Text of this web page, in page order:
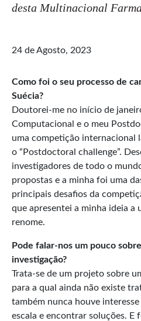
desta Multinacional
24 de Agosto, 2023
Como foi o seu processo de
Suécia?
Doutorei-me no início de
Computacional e o meu
uma competição internacional
o “Postdoctoral challenge”.
investigadores de todo o
propostas e a minha foi uma
principais desafios da
que apresentei a minha ideia a
renome.
Pode falar-nos um pouco
investigação?
Trata-se de um projeto sobre
para a qual ainda não existe
também nunca houve
escala e encontrar soluções. E